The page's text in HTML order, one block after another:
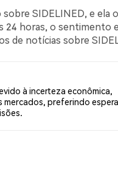
SIDELINED, e ela
24 horas, o sentimento
de notícias sobre
à incerteza econômica,
preferindo